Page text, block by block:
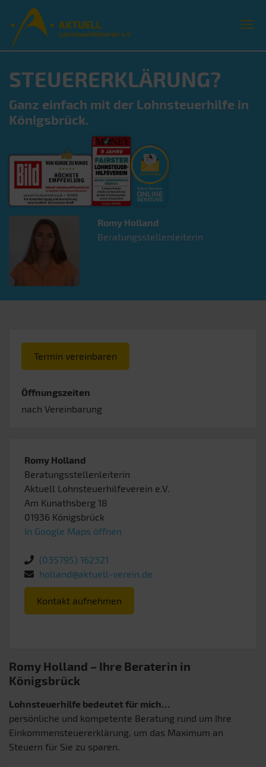
STEUERERKLÄRUNG?
Ganz einfach mit der Lohnsteuerhilfe in
Königsbrück.
Romy Holland
Beratungsstellenleiterin
Termin vereinbaren
Öffnungszeiten
nach Vereinbarung
Romy Holland
Beratungsstellenleiterin
Aktuell Lohnsteuerhilfeverein e.V.
Am Kunathsberg 18
01936 Königsbrück
In Google Maps öffnen
(035795) 162321
holland@aktuell-verein.de
Kontakt aufnehmen
Romy Holland – Ihre Beraterin in
Königsbrück
Lohnsteuerhilfe bedeutet für mich…
persönliche und kompetente Beratung rund um Ihre
Einkommensteuererklärung, um das Maximum an
Steuern für Sie zu sparen.